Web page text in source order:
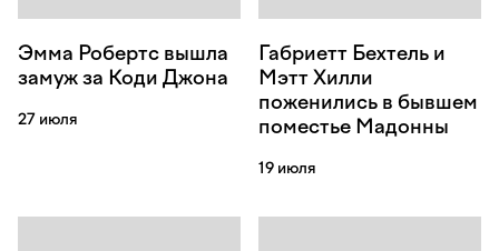
Эмма Робертс вышла
замуж за Коди Джона
27 июля
Габриетт Бехтель и
Мэтт Хилли
поженились в бывшем
поместье Мадонны
19 июля